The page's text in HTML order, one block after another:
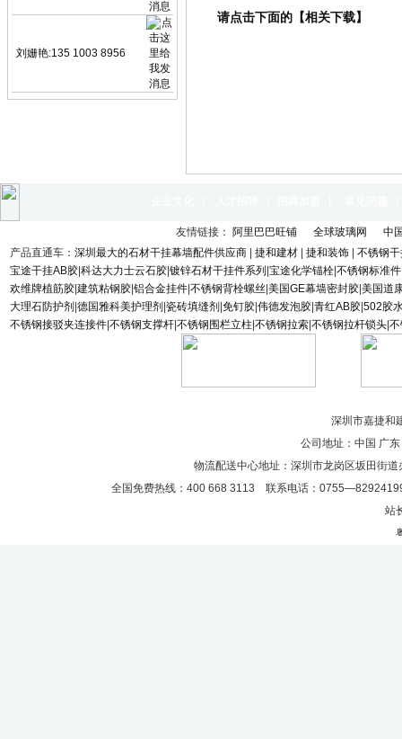
刘姗艳:135 1003 8956
请点击下面的【相关下载】
友情链接： 阿里巴巴旺铺 全球玻璃网
中
产品直通车： 深圳最大的石材干挂幕墙配件供应商| 捷和建材| 捷和装饰| 不锈钢
宝途干挂AB胶| 科达大力士云石胶| 镀锌石材干挂件系列 宝途化学锚栓| 不锈钢标准件
欢维牌植筋胶| 建筑粘钢胶| 铝合金挂件| 不锈钢背栓螺丝 美国GE幕墙密封胶| 美国道
大理石防护剂 德国雅科美护理剂 瓷砖填缝剂 免钉胶| 伟德发泡胶| 青红AB胶| 502胶
不锈钢接驳夹连接件| 不锈钢支撑杆| 不锈钢围栏立柱| 不锈钢拉索| 不锈钢拉杆锁头|
深圳市嘉捷和
公司地址：中国 广
物流配送中心地址：深圳市龙岗区坂田街
全国免费热线：400 668 3113 联系电话：
站